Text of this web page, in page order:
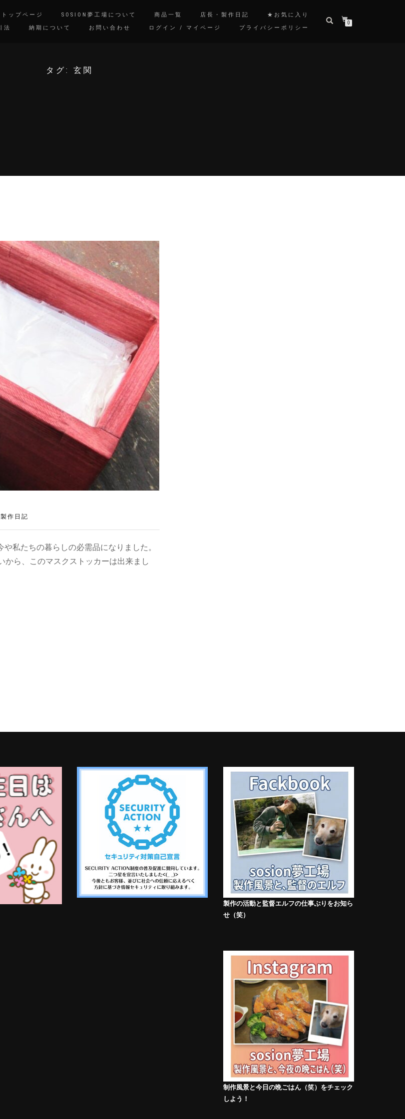
トップページ SOSION夢工場について 商品一覧 店長・製作日記
★お気に入り
法
納期について お問い合わせ ログイン / マイページ プライバシーポリシー
0
タグ: 玄関
作日記
私たちの暮らしの必需品になりました。
ら、このマスクストッカーは出来まし
製作の活動と監督エルフの仕事ぶりをお知ら
せ（笑）
制作風景と今日の晩ごはん（笑）をチェック
しよう！